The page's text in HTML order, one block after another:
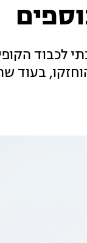
לכבוד
ממתחם שבו